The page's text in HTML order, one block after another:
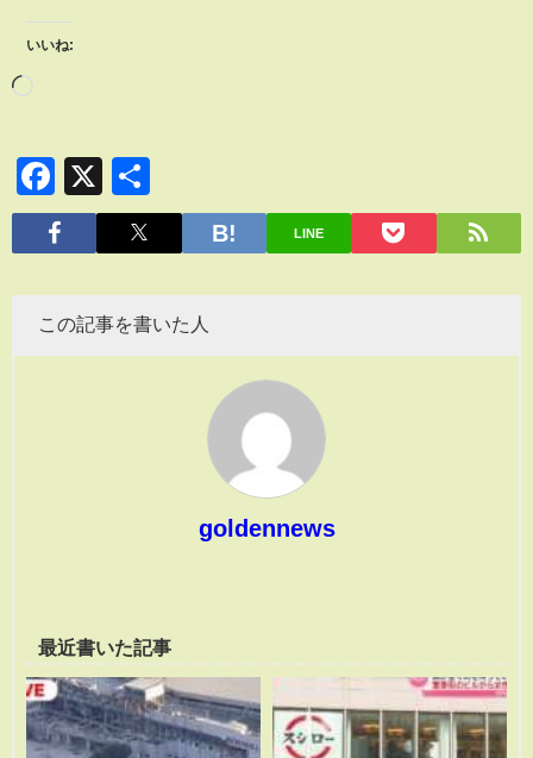
いいね:
Facebook
X
有
LINE
この記事を書いた人
goldennews
最近書いた記事